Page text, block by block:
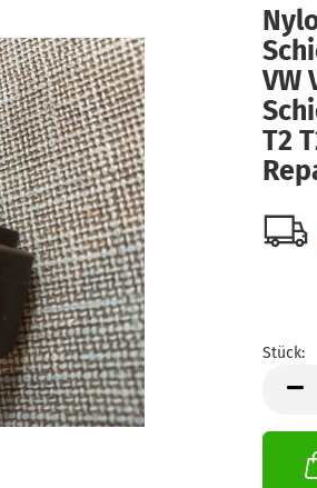
Konto erstellen
Passwort
VW
T2
Stück:
Stück